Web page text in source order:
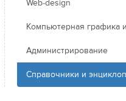
Web-design
Компьютерная графика
Администрирование
Справочники и